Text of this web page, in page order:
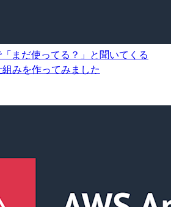
まだ使ってる？」と聞いてくる
みを作ってみました